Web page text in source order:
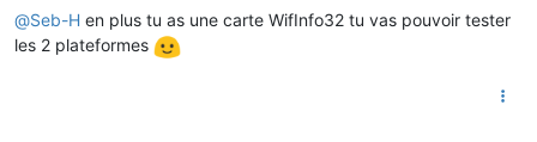
@Seb-H en plus tu as une carte WifInfo32 tu vas pouvoir tester
les 2 plateformes